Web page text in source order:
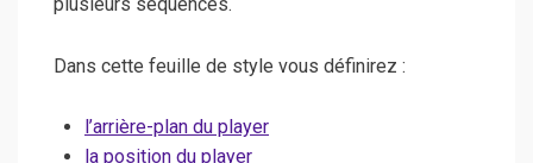
Dans cette feuille de style vous définirez :
l’arrière-plan du player
la position du player